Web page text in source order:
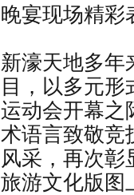
晚宴现场精彩
新濠天地多年
目，以多元
运动会开幕之
术语言致敬竞
风采，再次彰
旅游文化版图